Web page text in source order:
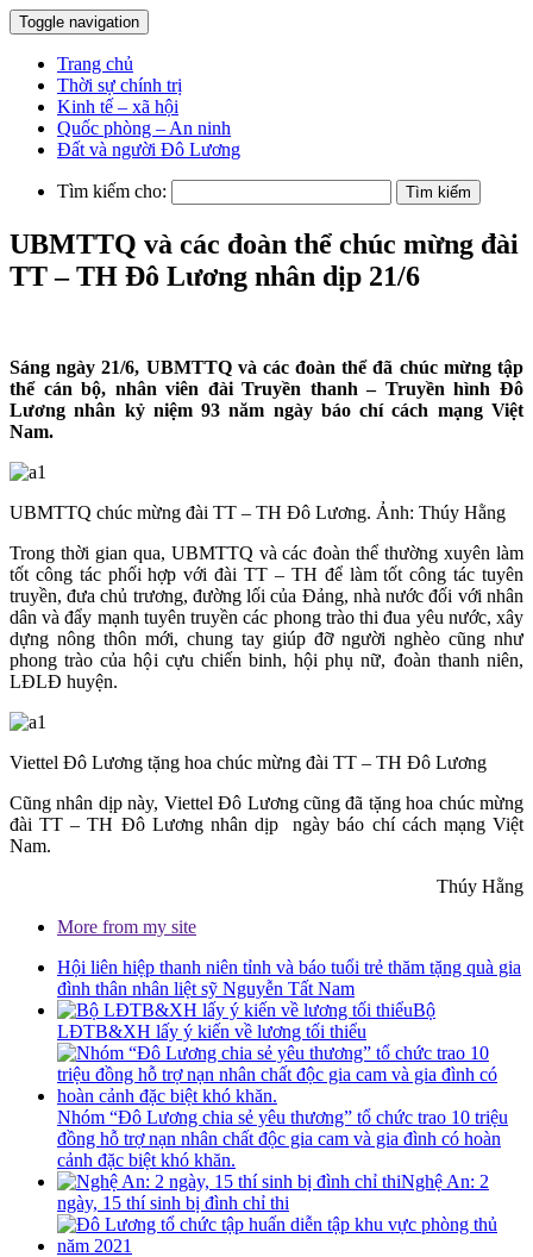
Toggle navigation
Trang chủ
Thời sự chính trị
Kinh tế – xã hội
Quốc phòng – An ninh
Đất và người Đô Lương
Tìm kiếm cho:
UBMTTQ và các đoàn thể chúc mừng đài
TT – TH Đô Lương nhân dịp 21/6
Sáng ngày 21/6, UBMTTQ và các đoàn thể đã chúc mừng tập
thể cán bộ, nhân viên đài Truyền thanh – Truyền hình Đô
Lương nhân kỷ niệm 93 năm ngày báo chí cách mạng Việt
Nam.
UBMTTQ chúc mừng đài TT – TH Đô Lương. Ảnh: Thúy Hằng
Trong thời gian qua, UBMTTQ và các đoàn thể thường xuyên làm
tốt công tác phối hợp với đài TT – TH để làm tốt công tác tuyên
truyền, đưa chủ trương, đường lối của Đảng, nhà nước đối với nhân
dân và đẩy mạnh tuyên truyền các phong trào thi đua yêu nước, xây
dựng nông thôn mới, chung tay giúp đỡ người nghèo cũng như
phong trào của hội cựu chiến binh, hội phụ nữ, đoàn thanh niên,
LĐLĐ huyện.
Viettel Đô Lương tặng hoa chúc mừng đài TT – TH Đô Lương
Cũng nhân dịp này, Viettel Đô Lương cũng đã tặng hoa chúc mừng
đài TT – TH Đô Lương nhân dịp ngày báo chí cách mạng Việt
Nam.
Thúy Hằng
More from my site
Hội liên hiệp thanh niên tỉnh và báo tuổi trẻ thăm tặng quà gia
đình thân nhân liệt sỹ Nguyễn Tất Nam
Bộ
LĐTB&XH lấy ý kiến về lương tối thiểu
Nhóm “Đô Lương chia sẻ yêu thương” tổ chức trao 10 triệu
đồng hỗ trợ nạn nhân chất độc gia cam và gia đình có hoàn
cảnh đặc biệt khó khăn.
Nghệ An: 2
ngày, 15 thí sinh bị đình chỉ thi